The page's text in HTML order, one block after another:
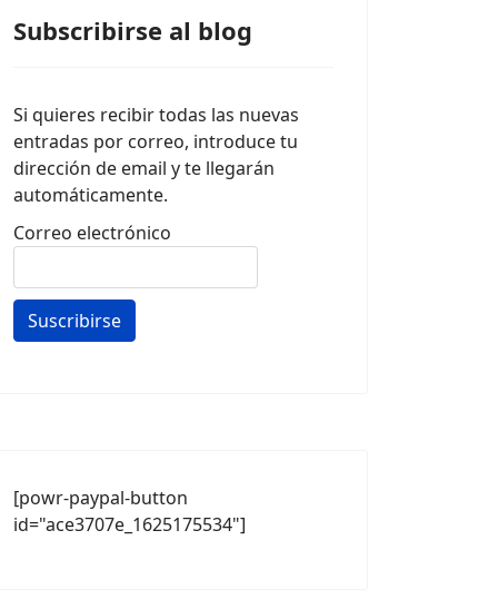
Subscribirse al blog
Si quieres recibir todas las nuevas
entradas por correo, introduce tu
dirección de email y te llegarán
automáticamente.
Correo electrónico
[powr-paypal-button
id="ace3707e_1625175534"]